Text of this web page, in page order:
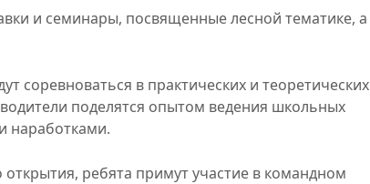
и семинары, посвященные лесной тематике, а
соревноваться в практических и теоретических
поделятся​ опытом ведения школьных
наработками.
ребята примут участие в командном